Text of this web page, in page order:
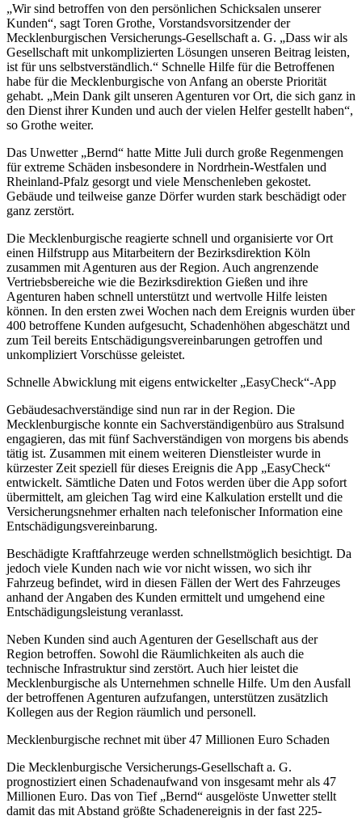
„Wir sind betroffen von den persönlichen Schicksalen unserer
Kunden“, sagt Toren Grothe, Vorstandsvorsitzender der
Mecklenburgischen Versicherungs-Gesellschaft a. G. „Dass wir als
Gesellschaft mit unkomplizierten Lösungen unseren Beitrag leisten,
ist für uns selbstverständlich.“ Schnelle Hilfe für die Betroffenen
habe für die Mecklenburgische von Anfang an oberste Priorität
gehabt. „Mein Dank gilt unseren Agenturen vor Ort, die sich ganz in
den Dienst ihrer Kunden und auch der vielen Helfer gestellt haben“,
so Grothe weiter.
Das Unwetter „Bernd“ hatte Mitte Juli durch große Regenmengen
für extreme Schäden insbesondere in Nordrhein-Westfalen und
Rheinland-Pfalz gesorgt und viele Menschenleben gekostet.
Gebäude und teilweise ganze Dörfer wurden stark beschädigt oder
ganz zerstört.
Die Mecklenburgische reagierte schnell und organisierte vor Ort
einen Hilfstrupp aus Mitarbeitern der Bezirksdirektion Köln
zusammen mit Agenturen aus der Region. Auch angrenzende
Vertriebsbereiche wie die Bezirksdirektion Gießen und ihre
Agenturen haben schnell unterstützt und wertvolle Hilfe leisten
können. In den ersten zwei Wochen nach dem Ereignis wurden über
400 betroffene Kunden aufgesucht, Schadenhöhen abgeschätzt und
zum Teil bereits Entschädigungsvereinbarungen getroffen und
unkompliziert Vorschüsse geleistet.
Schnelle Abwicklung mit eigens entwickelter „EasyCheck“-App
Gebäudesachverständige sind nun rar in der Region. Die
Mecklenburgische konnte ein Sachverständigenbüro aus Stralsund
engagieren, das mit fünf Sachverständigen von morgens bis abends
tätig ist. Zusammen mit einem weiteren Dienstleister wurde in
kürzester Zeit speziell für dieses Ereignis die App „EasyCheck“
entwickelt. Sämtliche Daten und Fotos werden über die App sofort
übermittelt, am gleichen Tag wird eine Kalkulation erstellt und die
Versicherungsnehmer erhalten nach telefonischer Information eine
Entschädigungsvereinbarung.
Beschädigte Kraftfahrzeuge werden schnellstmöglich besichtigt. Da
jedoch viele Kunden nach wie vor nicht wissen, wo sich ihr
Fahrzeug befindet, wird in diesen Fällen der Wert des Fahrzeuges
anhand der Angaben des Kunden ermittelt und umgehend eine
Entschädigungsleistung veranlasst.
Neben Kunden sind auch Agenturen der Gesellschaft aus der
Region betroffen. Sowohl die Räumlichkeiten als auch die
technische Infrastruktur sind zerstört. Auch hier leistet die
Mecklenburgische als Unternehmen schnelle Hilfe. Um den Ausfall
der betroffenen Agenturen aufzufangen, unterstützen zusätzlich
Kollegen aus der Region räumlich und personell.
Mecklenburgische rechnet mit über 47 Millionen Euro Schaden
Die Mecklenburgische Versicherungs-Gesellschaft a. G.
prognostiziert einen Schadenaufwand von insgesamt mehr als 47
Millionen Euro. Das von Tief „Bernd“ ausgelöste Unwetter stellt
damit das mit Abstand größte Schadenereignis in der fast 225-